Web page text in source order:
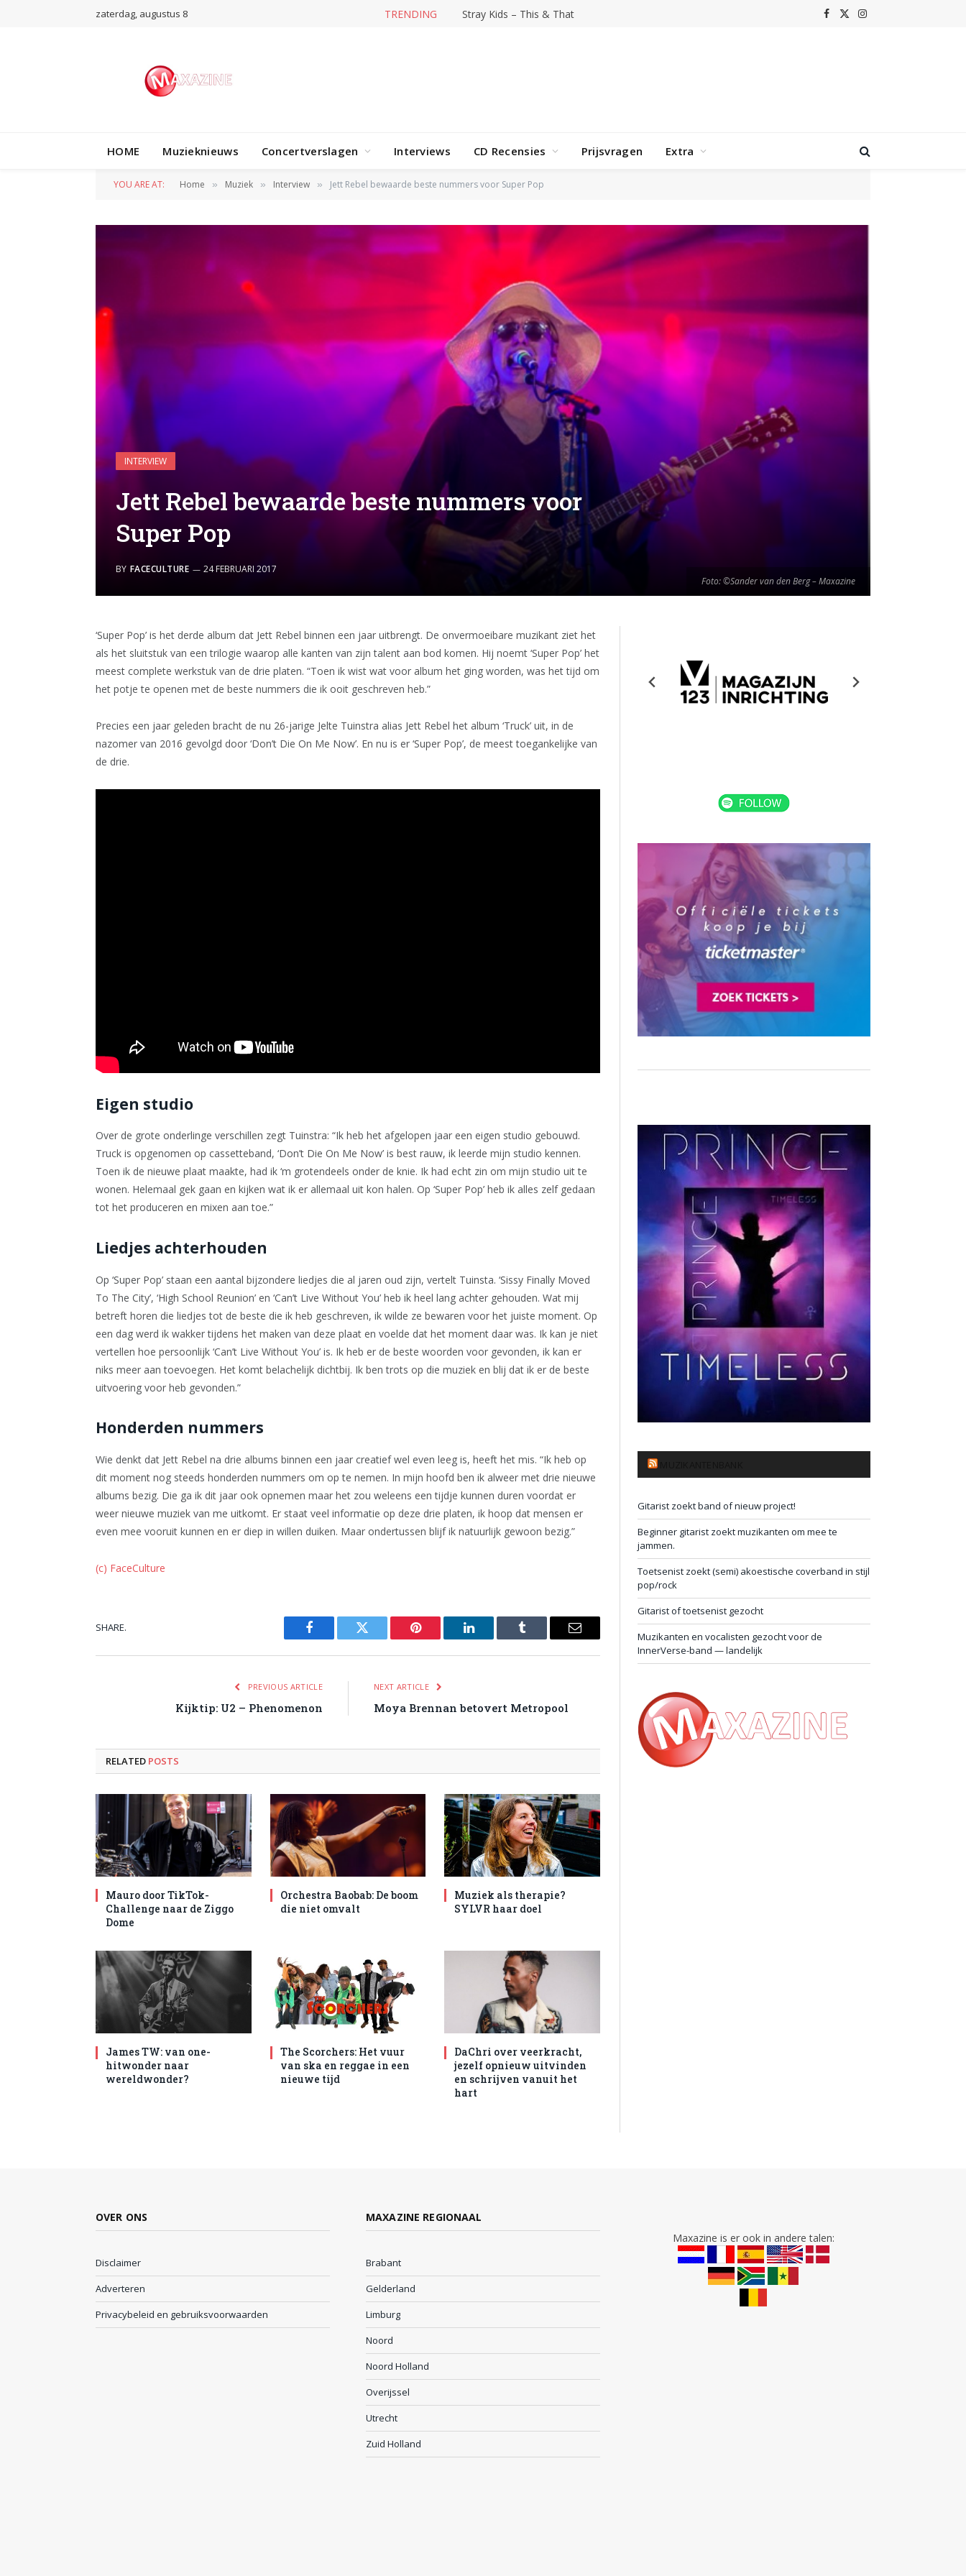
zaterdag, augustus 8 TRENDING Hit-producer William Orbit overleden Facebook
X
Instagram
HOME Muzieknieuws Concertverslagen Interviews CD Recensies Prijsvragen Extra
YOU ARE AT: Home » Muziek » Interview » Jett Rebel bewaarde beste nummers voor Super Pop
Foto: ©Sander van den Berg – Maxazine
INTERVIEW
Jett Rebel bewaarde beste nummers voor
Super Pop
BY FACECULTURE 24 FEBRUARI 2017
‘Super Pop’ is het derde album dat Jett Rebel binnen een jaar uitbrengt. De onvermoeibare muzikant ziet het
als het sluitstuk van een trilogie waarop alle kanten van zijn talent aan bod komen. Hij noemt ‘Super Pop’ het
meest complete werkstuk van de drie platen. “Toen ik wist wat voor album het ging worden, was het tijd om
het potje te openen met de beste nummers die ik ooit geschreven heb.”
Precies een jaar geleden bracht de nu 26-jarige Jelte Tuinstra alias Jett Rebel het album ‘Truck’ uit, in de
nazomer van 2016 gevolgd door ‘Don’t Die On Me Now’. En nu is er ‘Super Pop’, de meest toegankelijke van
de drie.
Eigen studio
Over de grote onderlinge verschillen zegt Tuinstra: “Ik heb het afgelopen jaar een eigen studio gebouwd.
Truck is opgenomen op cassetteband, ‘Don’t Die On Me Now’ is best rauw, ik leerde mijn studio kennen.
Toen ik de nieuwe plaat maakte, had ik ‘m grotendeels onder de knie. Ik had echt zin om mijn studio uit te
wonen. Helemaal gek gaan en kijken wat ik er allemaal uit kon halen. Op ‘Super Pop’ heb ik alles zelf gedaan
tot het produceren en mixen aan toe.”
Liedjes achterhouden
Op ‘Super Pop’ staan een aantal bijzondere liedjes die al jaren oud zijn, vertelt Tuinsta. ‘Sissy Finally Moved
To The City’, ‘High School Reunion’ en ‘Can’t Live Without You’ heb ik heel lang achter gehouden. Wat mij
betreft horen die liedjes tot de beste die ik heb geschreven, ik wilde ze bewaren voor het juiste moment. Op
een dag werd ik wakker tijdens het maken van deze plaat en voelde dat het moment daar was. Ik kan je niet
vertellen hoe persoonlijk ‘Can’t Live Without You’ is. Ik heb er de beste woorden voor gevonden, ik kan er
niks meer aan toevoegen. Het komt belachelijk dichtbij. Ik ben trots op die muziek en blij dat ik er de beste
uitvoering voor heb gevonden.”
Honderden nummers
Wie denkt dat Jett Rebel na drie albums binnen een jaar creatief wel even leeg is, heeft het mis. “Ik heb op
dit moment nog steeds honderden nummers om op te nemen. In mijn hoofd ben ik alweer met drie nieuwe
albums bezig. Die ga ik dit jaar ook opnemen maar het zou weleens een tijdje kunnen duren voordat er
weer nieuwe muziek van me uitkomt. Er staat veel informatie op deze drie platen, ik hoop dat mensen er
even mee vooruit kunnen en er diep in willen duiken. Maar ondertussen blijf ik natuurlijk gewoon bezig.”
(c) FaceCulture
SHARE.
Facebook Twitter Pinterest LinkedIn Tumblr Email
PREVIOUS ARTICLE
Kijktip: U2 – Phenomenon
NEXT ARTICLE
Moya Brennan betovert Metropool
RELATED POSTS
Mauro door TikTok-
Challenge naar de Ziggo
Dome
Orchestra Baobab: De boom
die niet omvalt
Muziek als therapie?
SYLVR haar doel
James TW: van one-
hitwonder naar
wereldwonder?
The Scorchers: Het vuur
van ska en reggae in een
nieuwe tijd
DaChri over veerkracht,
jezelf opnieuw uitvinden
en schrijven vanuit het
hart
Gitarist zoekt band of nieuw project!
Beginner gitarist zoekt muzikanten om mee te
jammen.
Toetsenist zoekt (semi) akoestische coverband in stijl
pop/rock
Gitarist of toetsenist gezocht
Muzikanten en vocalisten gezocht voor de
InnerVerse-band — landelijk
OVER ONS
Disclaimer
Adverteren
Privacybeleid en gebruiksvoorwaarden
MAXAZINE REGIONAAL
Brabant
Gelderland
Limburg
Noord
Noord Holland
Overijssel
Utrecht
Zuid Holland
Maxazine is er ook in andere talen: